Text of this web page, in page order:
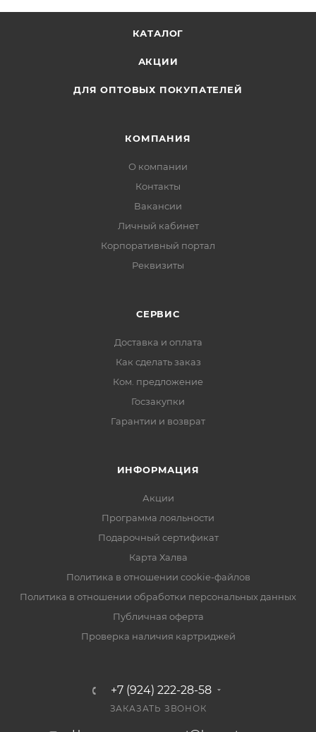
КАТАЛОГ
АКЦИИ
ДЛЯ ОПТОВЫХ ПОКУПАТЕЛЕЙ
КОМПАНИЯ
О компании
Контакты
Вакансии
Личный кабинет
Корпоративный портал
Реквизиты
СЕРВИС
Доставка и оплата
Как сделать заказ
Ком. предложение
Госзакупки
Гарантии и возврат
ИНФОРМАЦИЯ
Акции
Программа лояльности
Подарочный сертификат
Карта Халва
Политика в отношении cookie-файлов
Политика в отношении обработки персональных данных
Публичная оферта
Проверка наличия картриджей
+7 (924) 222-28-58
ЗАКАЗАТЬ ЗВОНОК